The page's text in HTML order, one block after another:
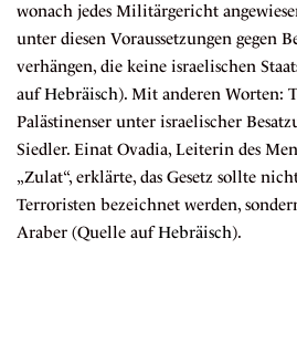
wonach jedes Militärgericht
unter diesen Voraussetzungen gegen
verhängen, die keine israelischen
aufHebräisch). Mit anderen Worten:
Palästinenser unter israelischer
Siedler. Einat Ovadia, Leiterin des
„Zulat“, erklärte, das Gesetz sollte
Terroristen bezeichnet werden,
Araber (Quelle aufHebräisch).